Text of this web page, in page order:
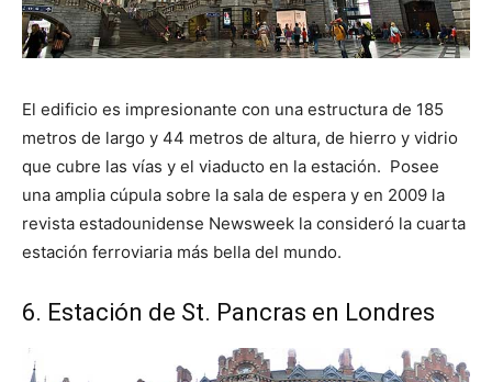
El edificio es impresionante con una estructura de 185
metros de largo y 44 metros de altura, de hierro y vidrio
que cubre las vías y el viaducto en la estación. Posee
una amplia cúpula sobre la sala de espera y en 2009 la
revista estadounidense Newsweek la consideró la cuarta
estación ferroviaria más bella del mundo.
6. Estación de St. Pancras en Londres